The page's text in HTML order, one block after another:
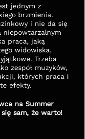
jednym z
brzmienia.
i nie da się
niepowtarzalnym
praca, jaką
widowiska,
Trzeba
zespół muzyków,
których praca i
efekty.
na Summer
sam, że warto!